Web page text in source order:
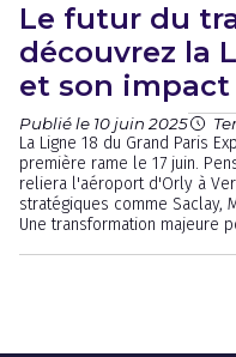
Le futur du
découvrez la
et son impact
Publié le 10 juin 2025
La Ligne 18 du Grand Paris
première rame le 17 juin.
reliera l'aéroport d'Orly à
stratégiques comme Saclay,
Une transformation majeure